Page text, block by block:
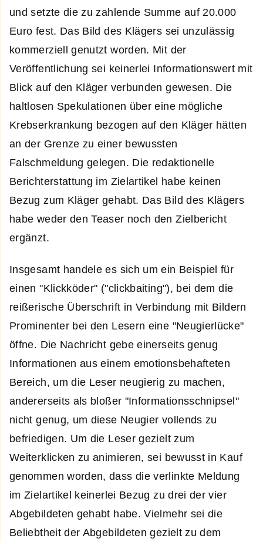
und setzte die zu zahlende Summe auf 20.000
Euro fest. Das Bild des Klägers sei unzulässig
kommerziell genutzt worden. Mit der
Veröffentlichung sei keinerlei Informationswert mit
Blick auf den Kläger verbunden gewesen. Die
haltlosen Spekulationen über eine mögliche
Krebserkrankung bezogen auf den Kläger hätten
an der Grenze zu einer bewussten
Falschmeldung gelegen. Die redaktionelle
Berichterstattung im Zielartikel habe keinen
Bezug zum Kläger gehabt. Das Bild des Klägers
habe weder den Teaser noch den Zielbericht
ergänzt.
Insgesamt handele es sich um ein Beispiel für
einen "Klickköder" ("clickbaiting"), bei dem die
reißerische Überschrift in Verbindung mit Bildern
Prominenter bei den Lesern eine "Neugierlücke"
öffne. Die Nachricht gebe einerseits genug
Informationen aus einem emotionsbehafteten
Bereich, um die Leser neugierig zu machen,
andererseits als bloßer "Informationsschnipsel"
nicht genug, um diese Neugier vollends zu
befriedigen. Um die Leser gezielt zum
Weiterklicken zu animieren, sei bewusst in Kauf
genommen worden, dass die verlinkte Meldung
im Zielartikel keinerlei Bezug zu drei der vier
Abgebildeten gehabt habe. Vielmehr sei die
Beliebtheit der Abgebildeten gezielt zu dem